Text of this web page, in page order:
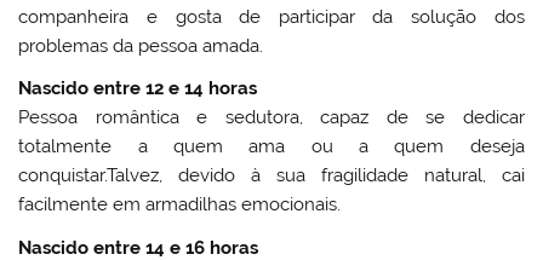
companheira e gosta de participar da solução dos
problemas da pessoa amada.
Nascido entre 12 e 14 horas
Pessoa romântica e sedutora, capaz de se dedicar
totalmente a quem ama ou a quem deseja
conquistar.Talvez, devido à sua fragilidade natural, cai
facilmente em armadilhas emocionais.
Nascido entre 14 e 16 horas